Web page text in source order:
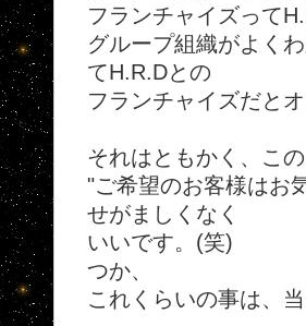
フランチャイズって
グループ組織がよく
てH.R.Dとの
フランチャイズだと
それはともかく、こ
"ご希望のお客様はお
せがましくなく
いいです。(笑)
つか、
これくらいの事は、